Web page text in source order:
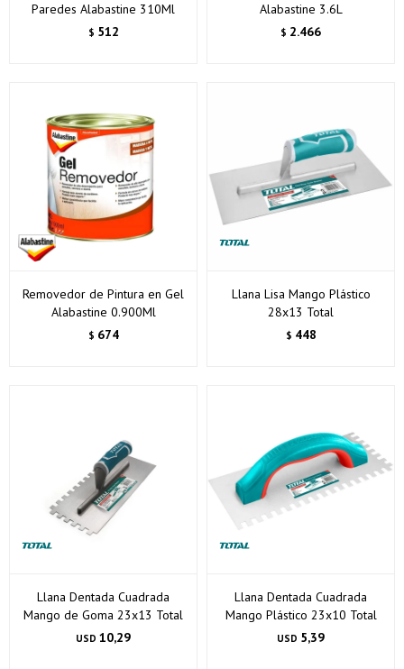
Paredes Alabastine 310Ml
$ 512
Alabastine 3.6L
$ 2.466
Removedor de Pintura en Gel
Alabastine 0.900Ml
$ 674
Llana Lisa Mango Plástico
28x13 Total
$ 448
Llana Dentada Cuadrada
Mango de Goma 23x13 Total
USD 10,29
Llana Dentada Cuadrada
Mango Plástico 23x10 Total
USD 5,39